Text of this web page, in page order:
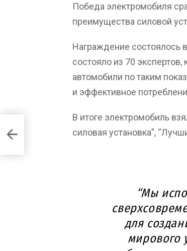
Победа электромобиля
преимущества силовой
Награждение состоялось
состояло из 70
автомобили по таким
и эффективное
В итоге электромобиль
силовая установка”,
“Мы
для
мирового